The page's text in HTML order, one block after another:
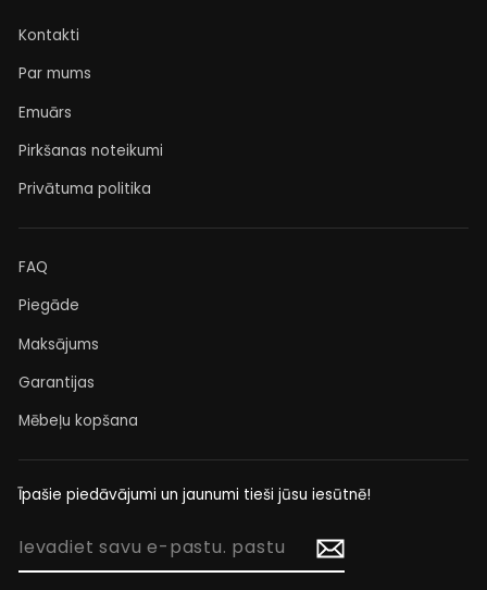
Kontakti
Par mums
Emuārs
Pirkšanas noteikumi
Privātuma politika
FAQ
Piegāde
Maksājums
Garantijas
Mēbeļu kopšana
Īpašie piedāvājumi un jaunumi tieši jūsu iesūtnē!
IEVADIET